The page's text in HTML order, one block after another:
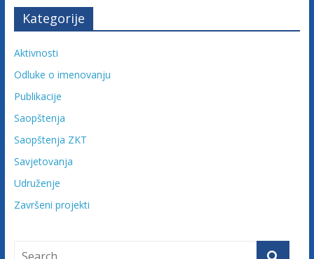
c
i
e
B
o
e
i
H
Kategorije
Aktivnosti
Odluke o imenovanju
Publikacije
Saopštenja
Saopštenja ZKT
Savjetovanja
Udruženje
Završeni projekti